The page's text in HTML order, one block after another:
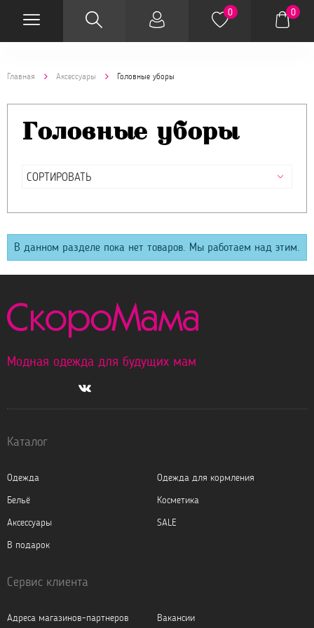
0 0
Главная Аксессуары Головные уборы
Головные уборы
В данном разделе пока нет товаров. Мы работаем над этим.
Модная одежда для будущих мам
Каталог
Одежда
Одежда для кормления
Бельё
Косметика
Аксессуары
SALE
В подарок
Сервис клиента
Адреса магазинов-партнеров Вакансии